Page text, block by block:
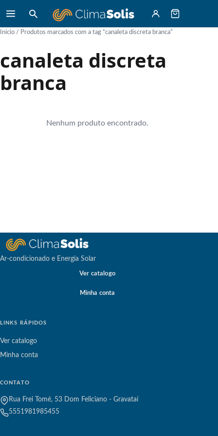
Início / Produtos marcados com a tag “canaleta discreta branca”
canaleta discreta
branca
Nenhum produto encontrado.
Ar-condicionado e Energia Solar
Ver catalogo
Minha conta
LINKS RÁPIDOS
Ver catalogo
Minha conta
CONTATO
Rua Frei Tomé, 53 Dom Feliciano - Gravataí
5551981985455